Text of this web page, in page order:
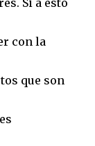
con la
que son